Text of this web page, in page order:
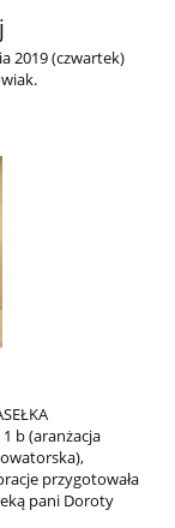
2019 (czwartek)
b (aranżacja
przygotowała
pani Doroty